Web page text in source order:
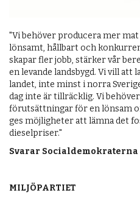
"Vi behöver producera mer mat
lönsamt, hållbart och
skapar fler jobb, stärker vår
en levande landsbygd. Vi vill att
landet, inte minst i norra
dag inte är tillräcklig. Vi
förutsättningar för en lönsam
ges möjligheter att lämna det
dieselpriser."
Svarar Socialdemokraterna
MILJÖPARTIET